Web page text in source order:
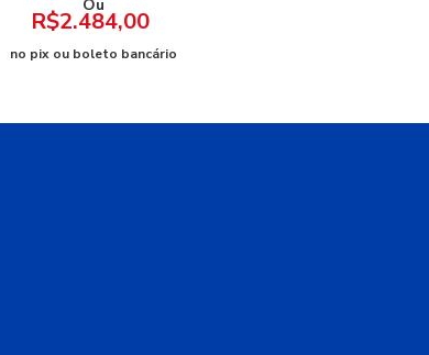
Ou
R$2.484,00
no pix ou boleto bancário